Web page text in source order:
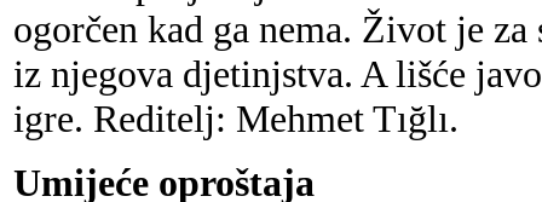
ogorčen kad ga nema. Život je
iz njegova djetinjstva. A lišće
igre. Reditelj: Mehmet Tığlı.
Umijeće oproštaja